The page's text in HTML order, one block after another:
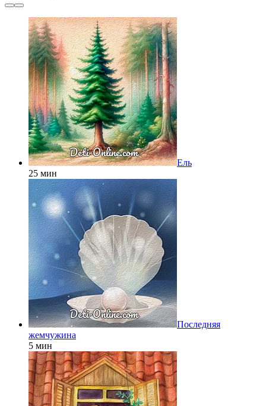
Ель
25 мин
Последняя
жемчужина
5 мин